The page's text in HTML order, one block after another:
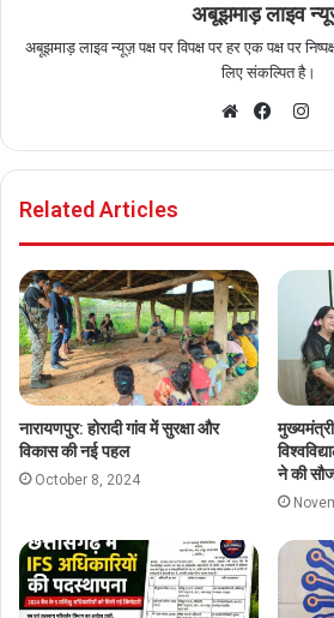
अबूझमाड़ लाइव
अबूझमाड़ लाइव न्यूज़ पक्ष पर विपक्ष पर हर एक पक्ष पर
लिए संकल्पित है।
e
t
e
a
o
I
s
a
m
Related Articles
नारायणपुर: होरादी गांव में सुरक्षा और
विकास की नई पहल
October 8, 2024
ने की